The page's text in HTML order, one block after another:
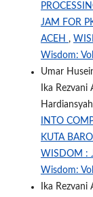
JAM FOR
ACEH ,
Wisdom:
Umar
Ika
INTO
KUTA
WISDOM :
Wisdom:
Ika